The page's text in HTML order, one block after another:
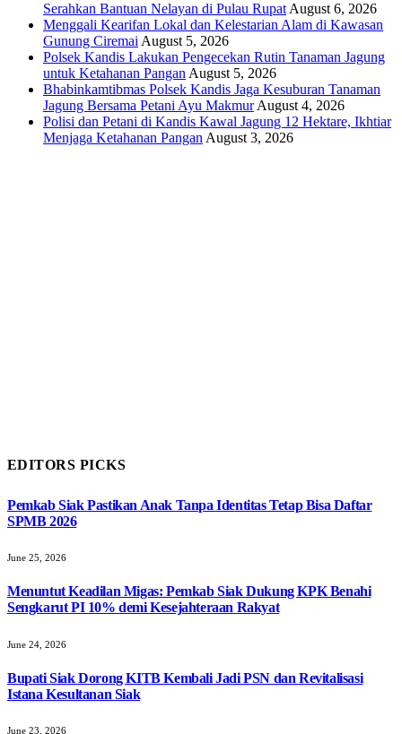
Serahkan Bantuan Nelayan di Pulau Rupat August 6, 2026
Menggali Kearifan Lokal dan Kelestarian Alam di Kawasan
Gunung Ciremai August 5, 2026
Polsek Kandis Lakukan Pengecekan Rutin Tanaman Jagung
untuk Ketahanan Pangan August 5, 2026
Bhabinkamtibmas Polsek Kandis Jaga Kesuburan Tanaman
Jagung Bersama Petani Ayu Makmur August 4, 2026
Polisi dan Petani di Kandis Kawal Jagung 12 Hektare, Ikhtiar
Menjaga Ketahanan Pangan August 3, 2026
EDITORS PICKS
Pemkab Siak Pastikan Anak Tanpa Identitas Tetap Bisa Daftar
SPMB 2026
June 25, 2026
Menuntut Keadilan Migas: Pemkab Siak Dukung KPK Benahi
Sengkarut PI 10% demi Kesejahteraan Rakyat
June 24, 2026
Bupati Siak Dorong KITB Kembali Jadi PSN dan Revitalisasi
Istana Kesultanan Siak
June 23, 2026